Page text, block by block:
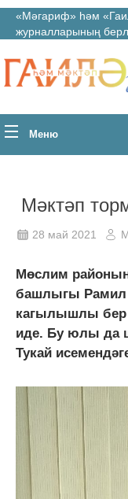
«Мәгариф» һәм
журналларының
Меню
Мәктәп
28 май 2021
Мөслим
башлыгы Рамил
кагылышлы бер
иде. Бу юлы да
Тукай